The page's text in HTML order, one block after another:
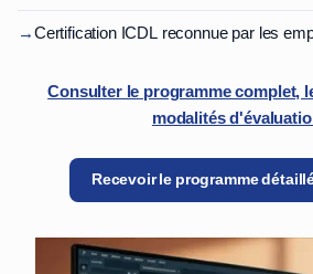
→Certification ICDL reconnue par les
Consulter le programme complet,
modalités
Recevoir le programme